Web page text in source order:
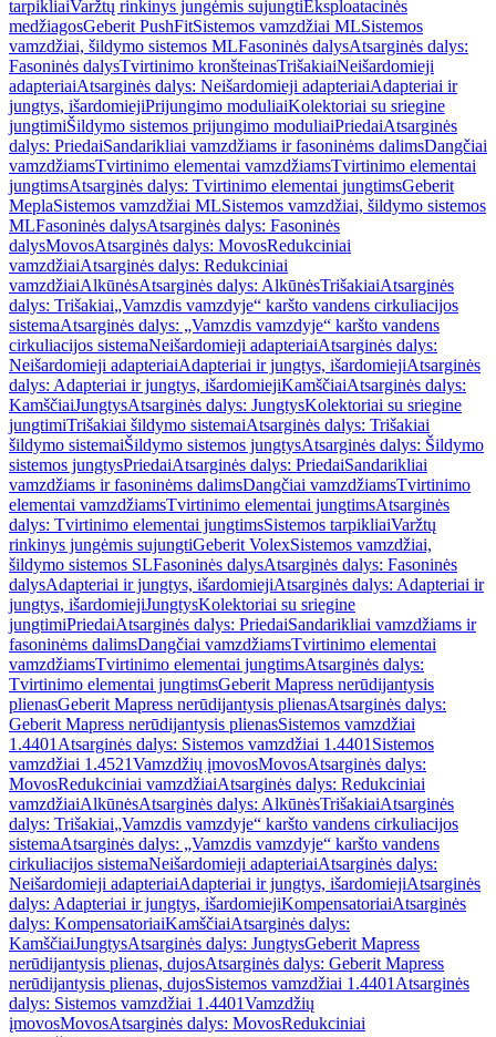
tarpikliaiVaržtų rinkinys jungėmis sujungtiEksploatacinės
medžiagosGeberit PushFitSistemos vamzdžiai MLSistemos
vamzdžiai, šildymo sistemos MLFasoninės dalysAtsarginės dalys:
Fasoninės dalysTvirtinimo kronšteinasTrišakiaiNeišardomieji
adapteriaiAtsarginės dalys: Neišardomieji adapteriaiAdapteriai ir
jungtys, išardomiejiPrijungimo moduliaiKolektoriai su sriegine
jungtimiŠildymo sistemos prijungimo moduliaiPriedaiAtsarginės
dalys: PriedaiSandarikliai vamzdžiams ir fasoninėms dalimsDangčiai
vamzdžiamsTvirtinimo elementai vamzdžiamsTvirtinimo elementai
jungtimsAtsarginės dalys: Tvirtinimo elementai jungtimsGeberit
MeplaSistemos vamzdžiai MLSistemos vamzdžiai, šildymo sistemos
MLFasoninės dalysAtsarginės dalys: Fasoninės
dalysMovosAtsarginės dalys: MovosRedukciniai
vamzdžiaiAtsarginės dalys: Redukciniai
vamzdžiaiAlkūnėsAtsarginės dalys: AlkūnėsTrišakiaiAtsarginės
dalys: Trišakiai„Vamzdis vamzdyje“ karšto vandens cirkuliacijos
sistemaAtsarginės dalys: „Vamzdis vamzdyje“ karšto vandens
cirkuliacijos sistemaNeišardomieji adapteriaiAtsarginės dalys:
Neišardomieji adapteriaiAdapteriai ir jungtys, išardomiejiAtsarginės
dalys: Adapteriai ir jungtys, išardomiejiKamščiaiAtsarginės dalys:
KamščiaiJungtysAtsarginės dalys: JungtysKolektoriai su sriegine
jungtimiTrišakiai šildymo sistemaiAtsarginės dalys: Trišakiai
šildymo sistemaiŠildymo sistemos jungtysAtsarginės dalys: Šildymo
sistemos jungtysPriedaiAtsarginės dalys: PriedaiSandarikliai
vamzdžiams ir fasoninėms dalimsDangčiai vamzdžiamsTvirtinimo
elementai vamzdžiamsTvirtinimo elementai jungtimsAtsarginės
dalys: Tvirtinimo elementai jungtimsSistemos tarpikliaiVaržtų
rinkinys jungėmis sujungtiGeberit VolexSistemos vamzdžiai,
šildymo sistemos SLFasoninės dalysAtsarginės dalys: Fasoninės
dalysAdapteriai ir jungtys, išardomiejiAtsarginės dalys: Adapteriai ir
jungtys, išardomiejiJungtysKolektoriai su sriegine
jungtimiPriedaiAtsarginės dalys: PriedaiSandarikliai vamzdžiams ir
fasoninėms dalimsDangčiai vamzdžiamsTvirtinimo elementai
vamzdžiamsTvirtinimo elementai jungtimsAtsarginės dalys:
Tvirtinimo elementai jungtimsGeberit Mapress nerūdijantysis
plienasGeberit Mapress nerūdijantysis plienasAtsarginės dalys:
Geberit Mapress nerūdijantysis plienasSistemos vamzdžiai
1.4401 Atsarginės dalys: Sistemos vamzdžiai 1.4401 Sistemos
vamzdžiai 1.4521Vamzdžių įmovosMovosAtsarginės dalys:
MovosRedukciniai vamzdžiaiAtsarginės dalys: Redukciniai
vamzdžiaiAlkūnėsAtsarginės dalys: AlkūnėsTrišakiaiAtsarginės
dalys: Trišakiai„Vamzdis vamzdyje“ karšto vandens cirkuliacijos
sistemaAtsarginės dalys: „Vamzdis vamzdyje“ karšto vandens
cirkuliacijos sistemaNeišardomieji adapteriaiAtsarginės dalys:
Neišardomieji adapteriaiAdapteriai ir jungtys, išardomiejiAtsarginės
dalys: Adapteriai ir jungtys, išardomiejiKompensatoriaiAtsarginės
dalys: KompensatoriaiKamščiaiAtsarginės dalys:
KamščiaiJungtysAtsarginės dalys: JungtysGeberit Mapress
nerūdijantysis plienas, dujosAtsarginės dalys: Geberit Mapress
nerūdijantysis plienas, dujosSistemos vamzdžiai 1.4401 Atsarginės
dalys: Sistemos vamzdžiai 1.4401Vamzdžių
įmovosMovosAtsarginės dalys: MovosRedukciniai